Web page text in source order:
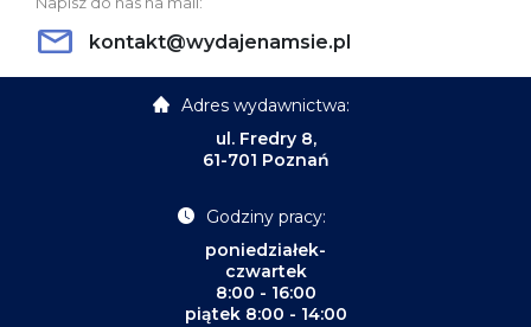
kontakt@wydajenamsie.pl
Adres wydawnictwa:
ul. Fredry 8,
61-701 Poznań
Godziny pracy:
poniedziałek-
czwartek
8:00 - 16:00
piątek 8:00 - 14:00